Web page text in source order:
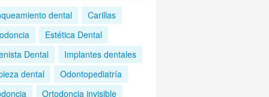
dental
Carillas
Estética Dental
Dental
Implantes dentales
dental
Odontopediatría
Ortodoncia invisible